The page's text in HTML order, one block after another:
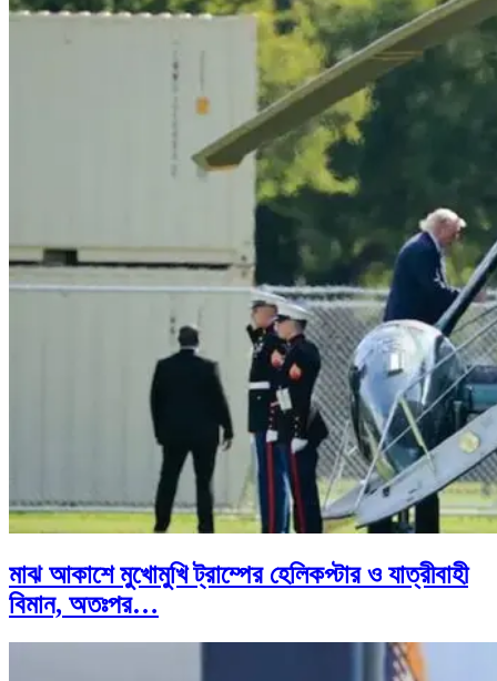
মাঝ আকাশে মুখোমুখি ট্রাম্পের হেলিকপ্টার ও যাত্রীবাহী
বিমান, অতঃপর…